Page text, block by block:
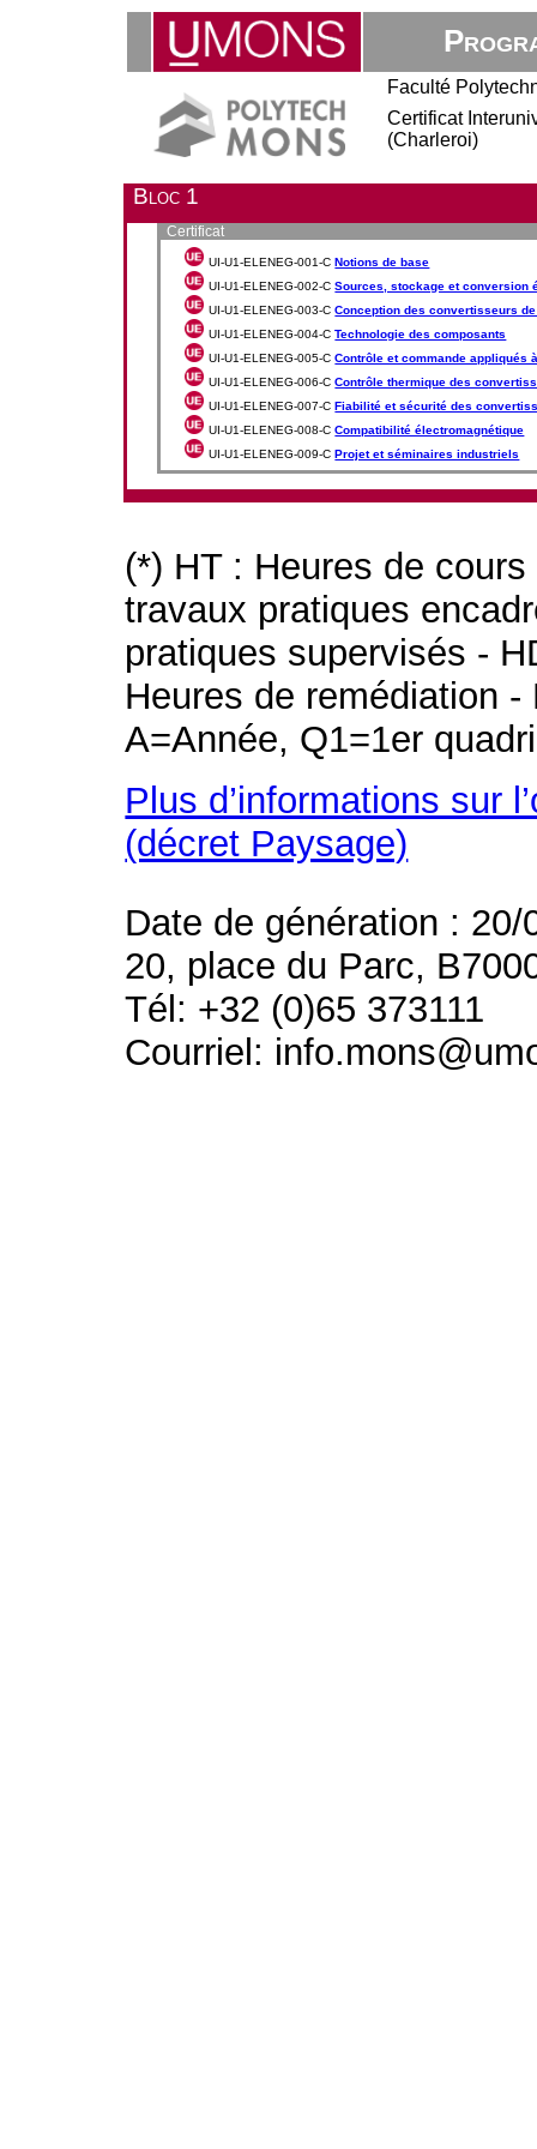
Faculté
Certificat
(Charleroi)
Bloc 1
Certificat
UI-U1-ELENEG-001-CNotions de base
UI-U1-ELENEG-002-CSources, stockage et conversion
UI-U1-ELENEG-003-CConception des convertisseurs
UI-U1-ELENEG-004-CTechnologie des composants
UI-U1-ELENEG-005-CContrôle et commande appliqués
UI-U1-ELENEG-006-CContrôle thermique des
UI-U1-ELENEG-007-CFiabilité et sécurité des
UI-U1-ELENEG-008-CCompatibilité électromagnétique
UI-U1-ELENEG-009-CProjet et séminaires industriels
(*) HT : Heures de
travaux pratiques
pratiques supervisés -
Heures de remédiation
A=Année, Q1=1er
Plus d’informations sur
(décret Paysage)
Date de génération : 20/
20, place du Parc,
Tél: +32 (0)65 373111
Courriel: